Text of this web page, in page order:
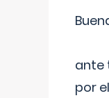
ante
por